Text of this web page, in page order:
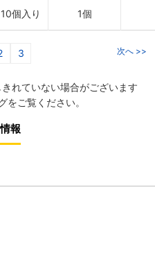
10個入り 1個
3 次へ >>
れていない場合がございます
をご覧ください。
報